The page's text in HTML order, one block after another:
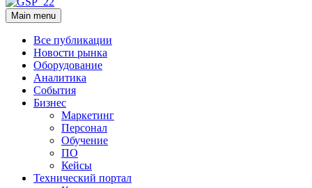
Main menu
Все публикации
Новости рынка
Оборудование
Аналитика
События
Бизнес
Маркетинг
Персонал
Обучение
ПО
Кейсы
Технический портал